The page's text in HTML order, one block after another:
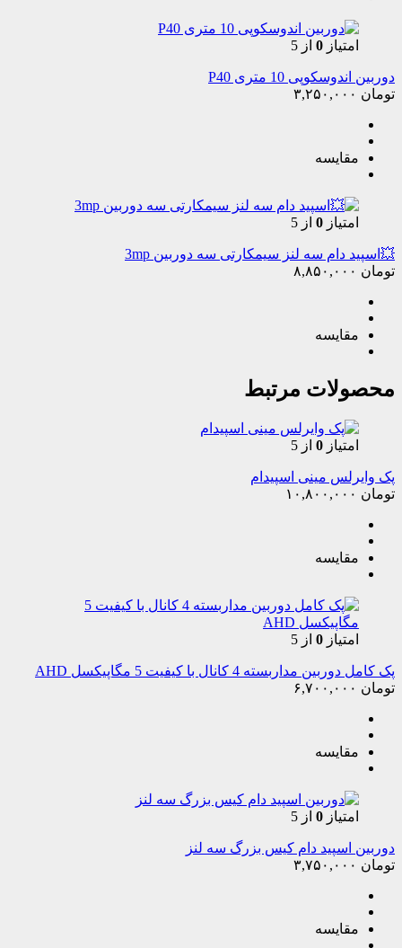
امتیاز 0 از 5
دوربین اندوسکوپی 10 متری P40
تومان
مقایسه
امتیاز 0 از 5
💥اسپید دام سه لنز سیمکارتی سه دوربین 3mp
تومان
مقایسه
محصولات مرتبط
امتیاز 0 از 5
پک وایرلس مینی اسپیدام
تومان
مقایسه
امتیاز 0 از 5
پک کامل دوربین مداربسته 4 کانال با کیفیت 5 مگاپیکسل AHD
تومان
مقایسه
امتیاز 0 از 5
دوربین اسپید دام کیس بزرگ سه لنز
تومان
مقایسه